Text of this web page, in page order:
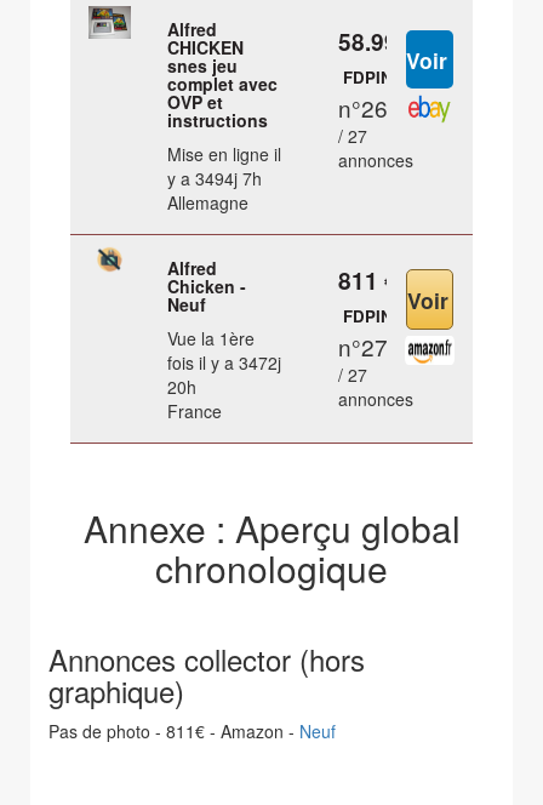
Alfred
CHICKEN
snes jeu
complet avec
OVP et
instructions
Mise en ligne il
y a 3494j 7h
Allemagne
58.99 €
FDPIN
n°26
/ 27
annonces
Alfred
Chicken -
Neuf
Vue la 1ère
fois il y a 3472j
20h
France
811 €
FDPIN
n°27
/ 27
annonces
Annexe : Aperçu global
chronologique
Annonces collector (hors
graphique)
Pas de photo - 811€ - Amazon - Neuf